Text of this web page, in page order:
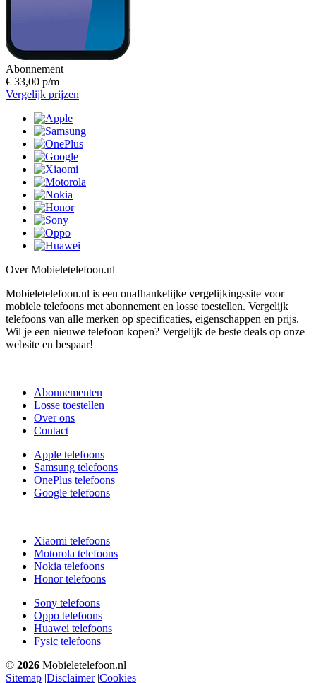
Abonnement
€ 33,00 p/m
Vergelijk prijzen
Over Mobieletelefoon.nl
Mobieletelefoon.nl is een onafhankelijke vergelijkingssite voor
mobiele telefoons met abonnement en losse toestellen. Vergelijk
telefoons van alle merken op specificaties, eigenschappen en prijs.
Wil je een nieuwe telefoon kopen? Vergelijk de beste deals op onze
website en bespaar!
Abonnementen
Losse toestellen
Over ons
Contact
Apple telefoons
Samsung telefoons
OnePlus telefoons
Google telefoons
Xiaomi telefoons
Motorola telefoons
Nokia telefoons
Honor telefoons
Sony telefoons
Oppo telefoons
Huawei telefoons
Fysic telefoons
© 2026 Mobieletelefoon.nl
Sitemap |Disclaimer|Cookies